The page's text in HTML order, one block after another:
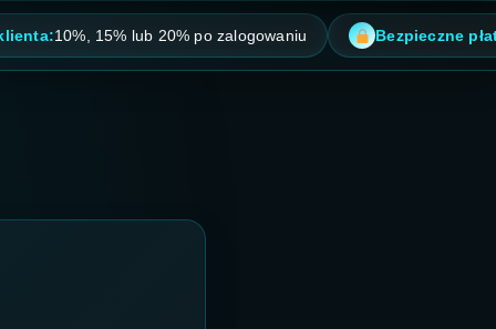
15% lub 20% po zalogowaniu Bezpieczne płatności: